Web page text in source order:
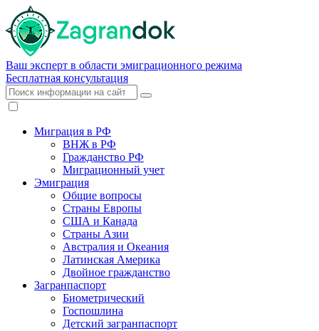
Ваш эксперт в области эмиграционного режима
Бесплатная консультация
Миграция в РФ
ВНЖ в РФ
Гражданство РФ
Миграционный учет
Эмиграция
Общие вопросы
Страны Европы
США и Канада
Страны Азии
Австралия и Океания
Латинская Америка
Двойное гражданство
Загранпаспорт
Биометрический
Госпошлина
Детский загранпаспорт